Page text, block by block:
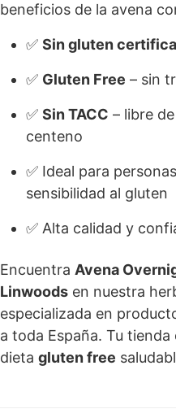
beneficios de la avena
✅ Sin gluten
✅ Gluten Free – sin
✅ Sin TACC – libre
centeno
✅ Ideal para
sensibilidad al gluten
✅ Alta calidad y
Encuentra Avena
Linwoods en nuestra
especializada en
a toda España. Tu
dieta gluten free